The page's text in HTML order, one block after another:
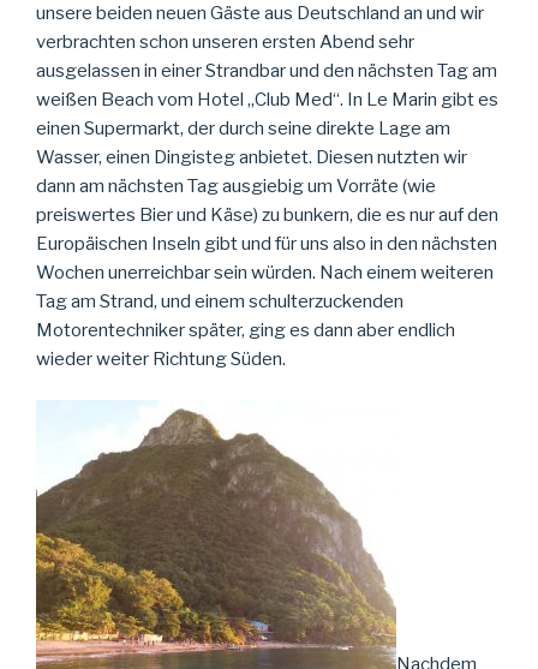
unsere beiden neuen Gäste aus Deutschland an und wir
verbrachten schon unseren ersten Abend sehr
ausgelassen in einer Strandbar und den nächsten Tag am
weißen Beach vom Hotel „Club Med“. In Le Marin gibt es
einen Supermarkt, der durch seine direkte Lage am
Wasser, einen Dingisteg anbietet. Diesen nutzten wir
dann am nächsten Tag ausgiebig um Vorräte (wie
preiswertes Bier und Käse) zu bunkern, die es nur auf den
Europäischen Inseln gibt und für uns also in den nächsten
Wochen unerreichbar sein würden. Nach einem weiteren
Tag am Strand, und einem schulterzuckenden
Motorentechniker später, ging es dann aber endlich
wieder weiter Richtung Süden.
Nachdem